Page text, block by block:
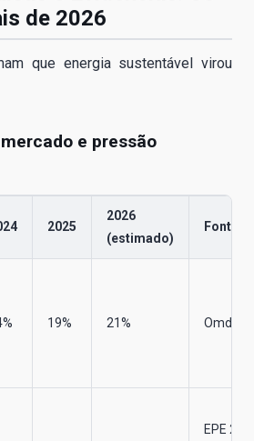
de 2026
que energia sustentável virou
e pressão
2025
2026
(estimado)
Fonte
19% 21% Omdia
EPE